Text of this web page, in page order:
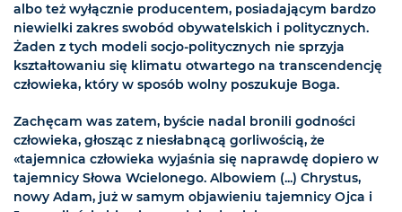
albo też wyłącznie producentem, posiadającym bardzo
niewielki zakres swobód obywatelskich i politycznych.
Żaden z tych modeli socjo-politycznych nie sprzyja
kształtowaniu się klimatu otwartego na transcendencję
człowieka, który w sposób wolny poszukuje Boga.
Zachęcam was zatem, byście nadal bronili godności
człowieka, głosząc z niesłabnącą gorliwością, że
«tajemnica człowieka wyjaśnia się naprawdę dopiero w
tajemnicy Słowa Wcielonego. Albowiem (...) Chrystus,
nowy Adam, już w samym objawieniu tajemnicy Ojca i